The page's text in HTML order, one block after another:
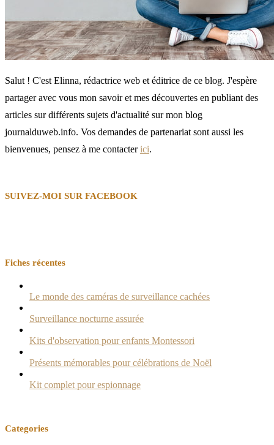
Salut ! C'est Elinna, rédactrice web et éditrice de ce blog. J'espère
partager avec vous mon savoir et mes découvertes en publiant des
articles sur différents sujets d'actualité sur mon blog
journalduweb.info. Vos demandes de partenariat sont aussi les
bienvenues, pensez à me contacterici.
SUIVEZ-MOI SUR FACEBOOK
Fiches récentes
Le monde des caméras de surveillance cachées
Surveillance nocturne assurée
Kits d'observation pour enfants Montessori
Présents mémorables pour célébrations de Noël
Kit complet pour espionnage
Categories